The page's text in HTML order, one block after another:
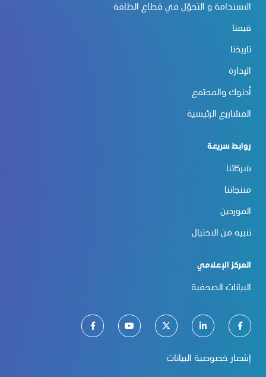
الاستدامة و التحوّل في قطاع الطاقة
قيمنا
تاريخنا
الإدارة
أدنوك والمجتمع
المشاريع الرئيسية
روابط سريعة
شركائنا
منتجاتنا
الموردين
تنبيه من الاحتيال
المركز الإعلامي
البيانات الصحفية
إشعار خصوصية البيانات